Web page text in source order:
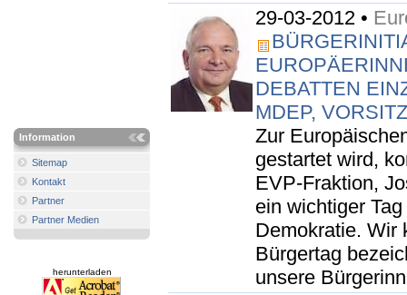
Information
Sitemap
Kontakt
Partner
Partner Medien
herunterladen
29-03-2012 •
DEBATTEN
MDEP,
Zur
gestartet wird,
EVP-Fraktion,
ein wichtiger
Demokratie. Wir
Bürgertag
unsere